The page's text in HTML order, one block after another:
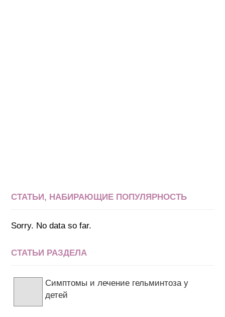
СТАТЬИ, НАБИРАЮЩИЕ ПОПУЛЯРНОСТЬ
Sorry. No data so far.
СТАТЬИ РАЗДЕЛА
Симптомы и лечение гельминтоза у
детей